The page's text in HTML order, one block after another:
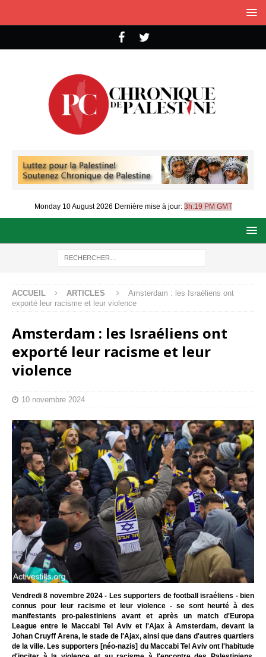
Monday 10 August 2026 Dernière mise à jour: 3h:19 PM GMT
ACCUEIL ARTICLES
Amsterdam : les Israéliens ont
exporté leur racisme et leur violence
Amsterdam : les Israéliens ont
exporté leur racisme et leur
violence
10 novembre 2024
Vendredi 8 novembre 2024 - Les supporters de football israéliens - bien
connus pour leur racisme et leur violence - se sont heurté à des
manifestants pro-palestiniens avant et après un match d'Europa
League entre le Maccabi Tel Aviv et l'Ajax à Amsterdam, devant la
Johan Cruyff Arena, le stade de l'Ajax, ainsi que dans d'autres quartiers
de la ville. Les supporters [néo-nazis] du Maccabi Tel Aviv ont l'habitude